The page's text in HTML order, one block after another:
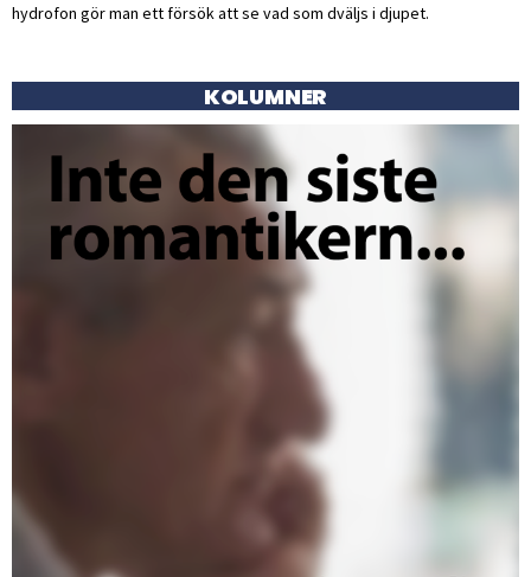
hydrofon gör man ett försök att se vad som dväljs i djupet.
KOLUMNER